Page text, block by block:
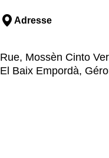
Adresse
Rue, Mossèn Cinto
El Baix Empordà,